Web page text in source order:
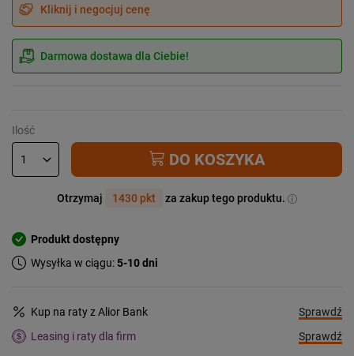
Kliknij i negocjuj cenę
Darmowa dostawa dla Ciebie!
Ilość
DO KOSZYKA
Otrzymaj 1430 pkt za zakup tego produktu.
Produkt dostępny
Wysyłka w ciągu:5-10 dni
Kup na raty z Alior Bank
Sprawdź
Leasing i raty dla firm
Sprawdź